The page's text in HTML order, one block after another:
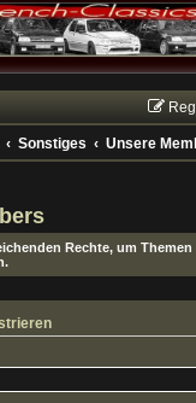
Sonstiges Unsere
Rechte, um